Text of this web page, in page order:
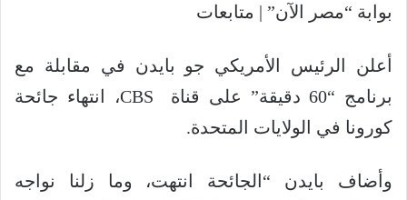
بوابة “مصر الآن” | متابعات
أعلن الرئيس الأمريكي جو بايدن في مقابلة مع
برنامج “60 دقيقة” على قناة
CBS، انتهاء جائحة
كورونا في الولايات المتحدة.
وأضاف بايدن “الجائحة انتهت، وما زلنا نواجه